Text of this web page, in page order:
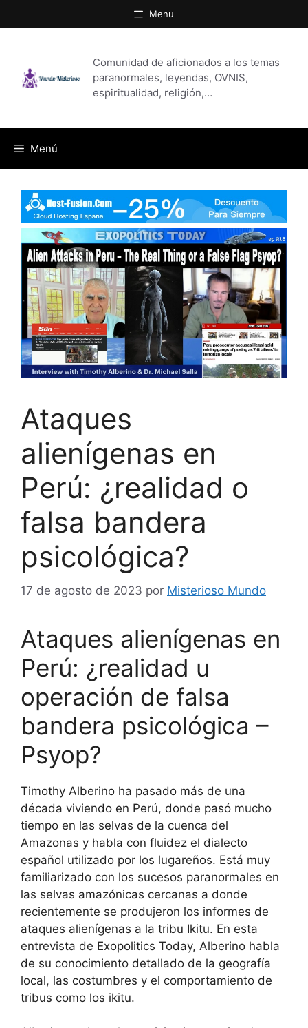
al
Menu
Comunidad de aficionados a los temas
paranormales, leyendas, OVNIS,
espiritualidad, religión,…
Menú
Ataques
alienígenas en
Perú: ¿realidad o
falsa bandera
psicológica?
17 de agosto de 2023 por Misterioso Mundo
Ataques alienígenas en
Perú: ¿realidad u
operación de falsa
bandera psicológica –
Psyop?
Timothy Alberino ha pasado más de una
década viviendo en Perú, donde pasó mucho
tiempo en las selvas de la cuenca del
Amazonas y habla con fluidez el dialecto
español utilizado por los lugareños. Está muy
familiarizado con los sucesos paranormales en
las selvas amazónicas cercanas a donde
recientemente se produjeron los informes de
ataques alienígenas a la tribu Ikitu. En esta
entrevista de Exopolitics Today, Alberino habla
de su conocimiento detallado de la geografía
local, las costumbres y el comportamiento de
tribus como los ikitu.